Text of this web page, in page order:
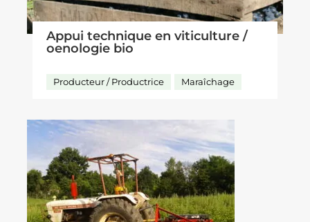
Appui technique en viticulture /
oenologie bio
Producteur / Productrice Maraîchage